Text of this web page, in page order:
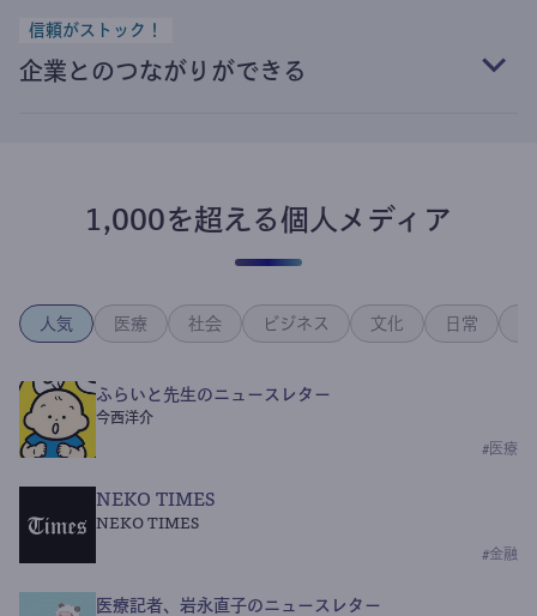
信頼がストック！
企業とのつながりができる
1,000を超える個人メディア
人気 医療 社会 ビジネス 文化 日常
ふらいと先生のニュースレター
今西洋介
# 医療
NEKO TIMES
NEKO TIMES
#金融
医療記者、岩永直子のニュースレター